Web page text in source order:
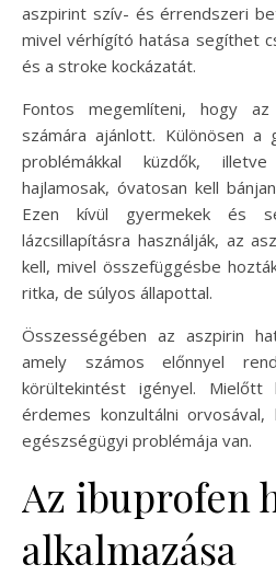
aszpirint szív- és érrendszeri
mivel vérhígító hatása segíthet
és a stroke kockázatát.
Fontos megemlíteni, hogy
számára ajánlott. Különösen a
problémákkal küzdők,
hajlamosak, óvatosan kell
Ezen kívül gyermekek és
lázcsillapításra használják, az
kell, mivel összefüggésbe
ritka, de súlyos állapottal.
Összességében az aszpirin
amely számos előnnyel
körültekintést igényel. Mielőtt
érdemes konzultálni orvosával,
egészségügyi problémája van.
Az ibuprofen
alkalmazása